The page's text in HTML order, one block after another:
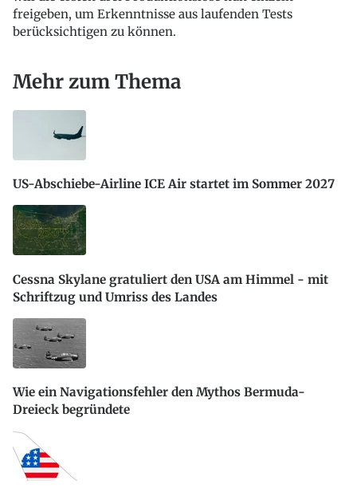
freigeben, um Erkenntnisse aus laufenden Tests
berücksichtigen zu können.
Mehr zum Thema
US-Abschiebe-Airline ICE Air startet im Sommer 2027
Cessna Skylane gratuliert den USA am Himmel - mit
Schriftzug und Umriss des Landes
Wie ein Navigationsfehler den Mythos Bermuda-
Dreieck begründete